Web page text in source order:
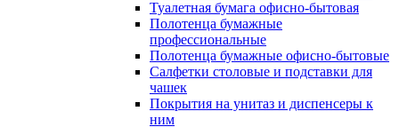
Туалетная бумага офисно-бытовая
Полотенца бумажные
профессиональные
Полотенца бумажные офисно-бытовые
Салфетки столовые и подставки для
чашек
Покрытия на унитаз и диспенсеры к
ним